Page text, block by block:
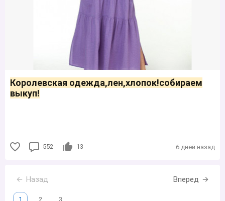
Королевская одежда,лен,хлопок!собираем
выкуп!
552 13 6 дней назад
Назад Вперед
1 2 3